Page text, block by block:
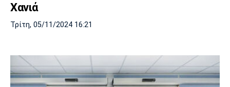
Χανιά
Τρίτη, 05/11/2024 16:21